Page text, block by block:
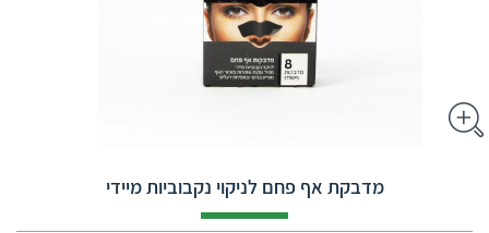
מדבקת אף פחם לניקוי נקבוביות מיידי